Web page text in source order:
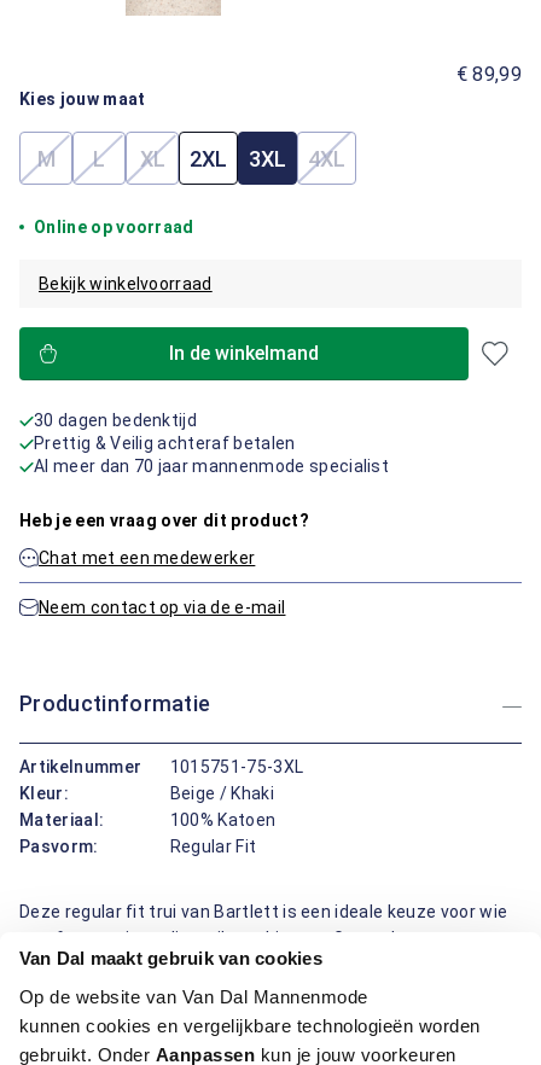
Van Dal maakt gebruik van cookies
Op de website van Van Dal Mannenmode
kunnen cookies en vergelijkbare technologieën worden
gebruikt. Onder Aanpassen kun je jouw voorkeuren
€ 89,99
Kies jouw maat
M(Deze optie is momenteel niet beschikbaar.)
L(Deze optie is momenteel niet beschikbaar.)
XL(Deze optie is momenteel niet beschikbaar.)
2XL 3XL 4XL(Deze optie is
Online op voorraad
Bekijk winkelvoorraad
In de winkelmand
30 dagen bedenktijd
Prettig & Veilig achteraf betalen
Al meer dan 70 jaar mannenmode specialist
Heb je een vraag over dit product?
Chat met een medewerker
Neem contact op via de e-mail
Productinformatie
Artikelnummer
1015751-75-3XL
Kleur:
Beige / Khaki
Materiaal:
100% Katoen
Pasvorm:
Regular Fit
Deze regular fit trui van Bartlett is een ideale keuze voor wie
comfort en uitstraling wil combineren. Gemaakt van een
katoen, biedt deze trui zowel warmte als ademend vermogen.
De effen beige kleur zorgt voor een rustige, veelzijdige
uitstraling die gemakkelijk te combineren is. De trui is
voorzien van een klassieke boord met ritssluiting, wat hem